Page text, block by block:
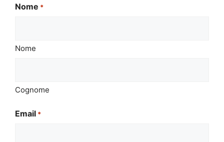
Nome *
Nome
Cognome
Email *